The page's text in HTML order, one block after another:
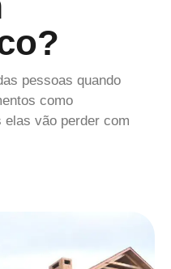
pessoas quando
como
elas vão perder com